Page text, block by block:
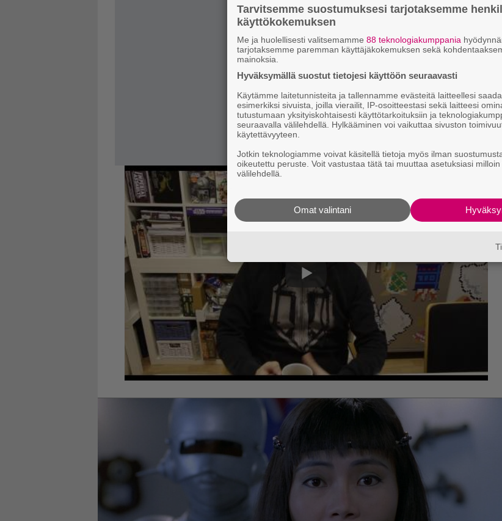
Tarvitsemme suostumuksesi tarjotaksemme
käyttökokemuksen
Me ja huolellisesti valitsemamme 88 teknologiakumppania
tarjotaksemme paremman käyttäjäkokemuksen sekä
mainoksia.
Hyväksymällä suostut tietojesi käyttöön seuraavasti
Käytämme laitetunnisteita ja tallennamme evästeitä laitteellesi
esimerkiksi sivuista, joilla vierailit, IP-osoitteestasi sekä laitteesi
tutustumaan yksityiskohtaisesti käyttötarkoituksiin ja
seuraavalla välilehdellä. Hylkääminen voi vaikuttaa sivuston
käytettävyyteen.
Jotkin teknologiamme voivat käsitellä tietoja myös ilman
oikeutettu peruste. Voit vastustaa tätä tai muuttaa asetuksiasi
välilehdellä.
Omat valintani